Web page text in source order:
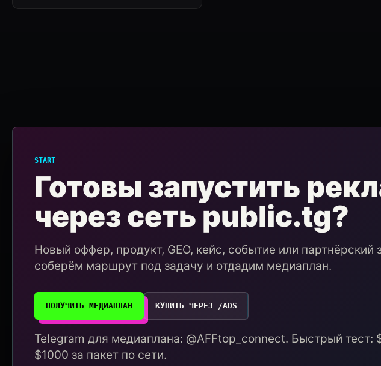
START
Готовы запустить
через сеть public.tg?
Новый оффер, продукт, GEO, кейс, событие или партнёрский
соберём маршрут под задачу и отдадим медиаплан.
ПОЛУЧИТЬ МЕДИАПЛАН КУПИТЬ ЧЕРЕЗ /ADS
Telegram для медиаплана: @AFFtop_connect. Быстрый тест:
$1000 за пакет по сети.